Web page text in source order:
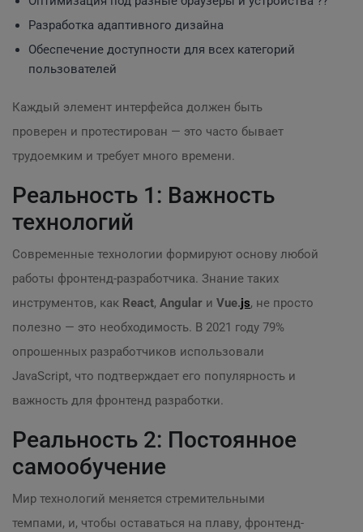
Разработка адаптивного дизайна
Обеспечение доступности для всех категорий
пользователей
Каждый элемент интерфейса должен быть
проверен и протестирован — это часто бывает
трудоемким и требует много времени.
Реальность 1: Важность
технологий
Современные технологии формируют основу любой
работы фронтенд-разработчика. Знание таких
инструментов, как React, Angular и Vue.js, не просто
полезно — это необходимость. В 2021 году 79%
опрошенных разработчиков использовали
JavaScript, что подтверждает его популярность и
важность для фронтенд разработки.
Реальность 2: Постоянное
самообучение
Мир технологий меняется стремительными
темпами, и, чтобы оставаться на плаву, фронтенд-